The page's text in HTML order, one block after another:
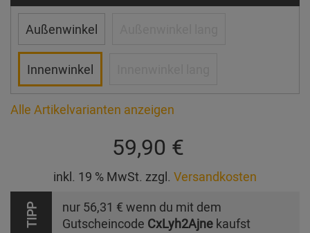
Außenwinkel
Innenwinkel
Alle Artikelvarianten anzeigen
59,90 €
inkl. 19 % MwSt. zzgl. Versandkosten
TIPP nur 56,31 € wenn du mit dem
Gutscheincode CxLyh2Ajne kaufst